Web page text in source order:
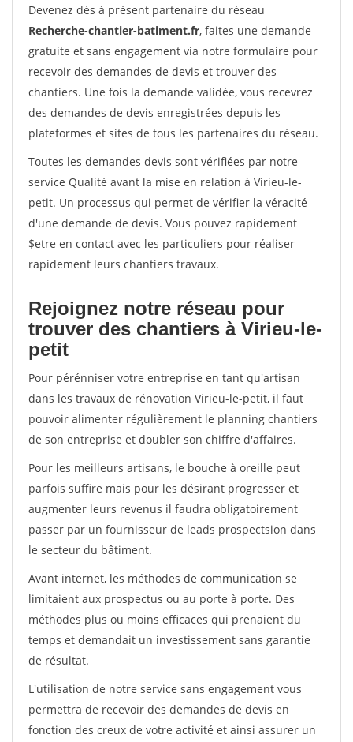
Devenez dès à présent partenaire du réseau
Recherche-chantier-batiment.fr, faites une demande
gratuite et sans engagement via notre formulaire pour
recevoir des demandes de devis et trouver des
chantiers. Une fois la demande validée, vous recevrez
des demandes de devis enregistrées depuis les
plateformes et sites de tous les partenaires du réseau.
Toutes les demandes devis sont vérifiées par notre
service Qualité avant la mise en relation à Virieu-le-
petit. Un processus qui permet de vérifier la véracité
d'une demande de devis. Vous pouvez rapidement
$etre en contact avec les particuliers pour réaliser
rapidement leurs chantiers travaux.
Rejoignez notre réseau pour
trouver des chantiers à Virieu-le-
petit
Pour pérénniser votre entreprise en tant qu'artisan
dans les travaux de rénovation Virieu-le-petit, il faut
pouvoir alimenter régulièrement le planning chantiers
de son entreprise et doubler son chiffre d'affaires.
Pour les meilleurs artisans, le bouche à oreille peut
parfois suffire mais pour les désirant progresser et
augmenter leurs revenus il faudra obligatoirement
passer par un fournisseur de leads prospectsion dans
le secteur du bâtiment.
Avant internet, les méthodes de communication se
limitaient aux prospectus ou au porte à porte. Des
méthodes plus ou moins efficaces qui prenaient du
temps et demandait un investissement sans garantie
de résultat.
L'utilisation de notre service sans engagement vous
permettra de recevoir des demandes de devis en
fonction des creux de votre activité et ainsi assurer un